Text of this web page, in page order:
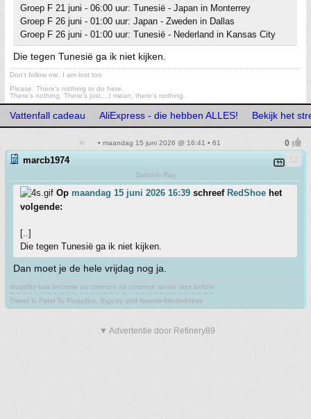
Groep F 21 juni - 06:00 uur: Tunesië - Japan in Monterrey
Groep F 26 juni - 01:00 uur: Japan - Zweden in Dallas
Groep F 26 juni - 01:00 uur: Tunesië - Nederland in Kansas City
Die tegen Tunesië ga ik niet kijken.
Don't follow me. I am lost too
Please. There's nothing to do here.
There's nothing. There's just....I mean, there's nothing.
Vattenfall cadeau AliExpress - die hebben ALLES! Bekijk het
• maandag 15 juni 2026 @ 16:41 • 61
marcb1974
Dakshin Ray
Op maandag 15 juni 2026 16:39 schreef RedShoe het
volgende:
[..]
Die tegen Tunesië ga ik niet kijken.
Dan moet je de hele vrijdag nog ja.
stupidity has become as common as common sense was before
~ ~ ~ ~ ~ ~ ~ ~ ~ ~ ~ ~ ~ ~ ~ ~ ~ ~ ~ ~ ~ ~ ~ ~ ~ ~ ~ ~ ~ ~ ~ ~ ~
Travel Is Fatal To Prejudice, Bigotry and Narrow-Mindedness
▼ Advertentie door Refinery89